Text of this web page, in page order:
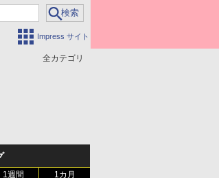
Impress サイト
全カテゴリ
1週間 1カ月